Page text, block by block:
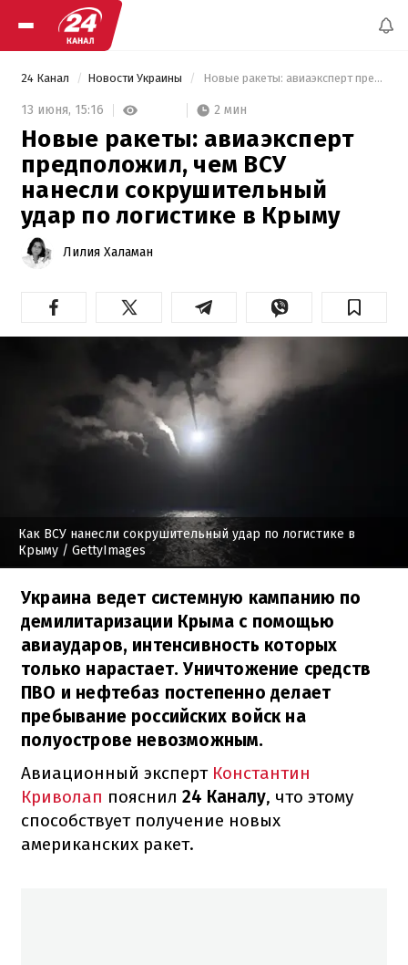
24 Канал Новости Украины Новые ракеты: авиаэксперт предположил, чем ВСУ нанесли сокрушительный удар по логистике в Крыму
13 июня, 15:16 2 мин
Новые ракеты: авиаэксперт
предположил, чем ВСУ
нанесли сокрушительный
удар по логистике в Крыму
Лилия Халаман
Как ВСУ нанесли сокрушительный удар по логистике в
Крыму / GettyImages
Украина ведет системную кампанию по
демилитаризации Крыма с помощью
авиаударов, интенсивность которых
только нарастает. Уничтожение средств
ПВО и нефтебаз постепенно делает
пребывание российских войск на
полуострове невозможным.
Авиационный эксперт Константин
Криволап пояснил 24 Каналу, что этому
способствует получение новых
американских ракет.